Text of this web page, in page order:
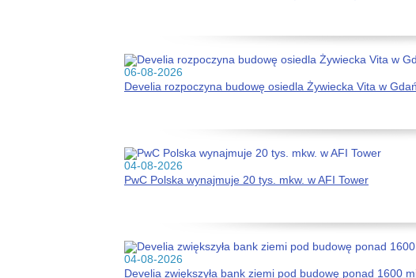
06-08-2026
Develia rozpoczyna budowę osiedla Żywiecka Vita w
04-08-2026
PwC Polska wynajmuje 20 tys. mkw. w AFI Tower
04-08-2026
Develia zwiększyła bank ziemi pod budowę ponad 1600